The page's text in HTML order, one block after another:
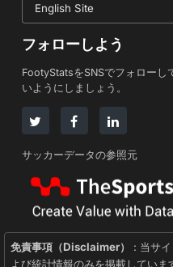
English Site
フォローしよう
FootyStatsをSNSでフォローし
いようにしましょう。
サッカーデータの参照元
免責事項（Disclaimer）
: 当サ
よび統計情報のみを掲載してい